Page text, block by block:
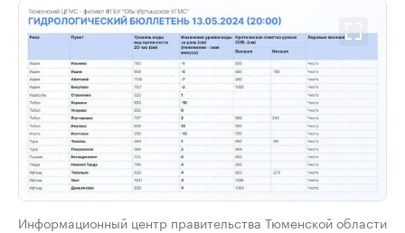
Информационный центр правительства Тюменской области